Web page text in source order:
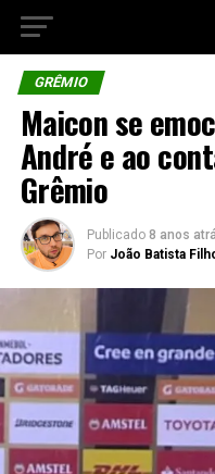
GRÊMIO
Maicon se
André e ao
Grêmio
Publicado 8 anos
Por João Batista